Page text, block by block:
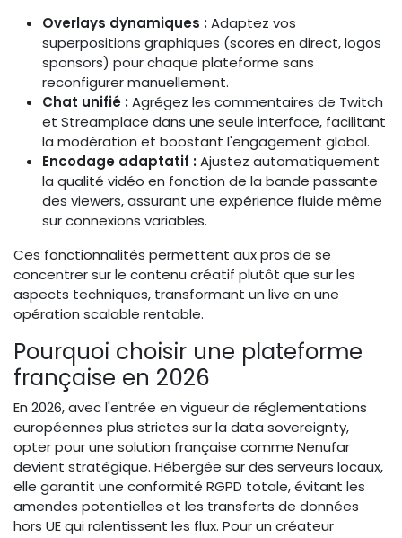
Overlays dynamiques :Adaptez vos
superpositions graphiques (scores en direct, logos
sponsors) pour chaque plateforme sans
reconfigurer manuellement.
Chat unifié :Agrégez les commentaires de Twitch
et Streamplace dans une seule interface, facilitant
la modération et boostant l'engagement global.
Encodage adaptatif :Ajustez automatiquement
la qualité vidéo en fonction de la bande passante
des viewers, assurant une expérience fluide même
sur connexions variables.
Ces fonctionnalités permettent aux pros de se
concentrer sur le contenu créatif plutôt que sur les
aspects techniques, transformant un live en une
opération scalable rentable.
Pourquoi choisir une plateforme
française en 2026
En 2026, avec l'entrée en vigueur de réglementations
européennes plus strictes sur la data sovereignty,
opter pour une solution française comme Nenufar
devient stratégique. Hébergée sur des serveurs locaux,
elle garantit une conformité RGPD totale, évitant les
amendes potentielles et les transferts de données
hors UE qui ralentissent les flux. Pour un créateur